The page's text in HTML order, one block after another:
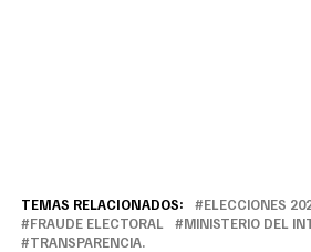
TEMAS RELACIONADOS:
ELECCIONES
FRAUDE ELECTORAL
MINISTERIO DEL
TRANSPARENCIA.